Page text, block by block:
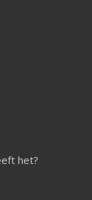
het?